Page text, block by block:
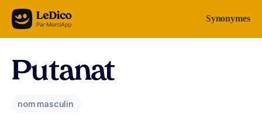
Aller au contenu Synonymes
Putanat
nom masculin